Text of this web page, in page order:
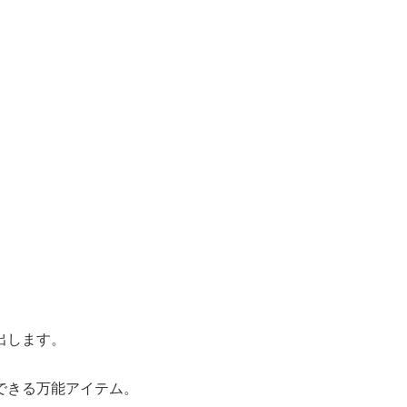
ます。
る万能アイテム。